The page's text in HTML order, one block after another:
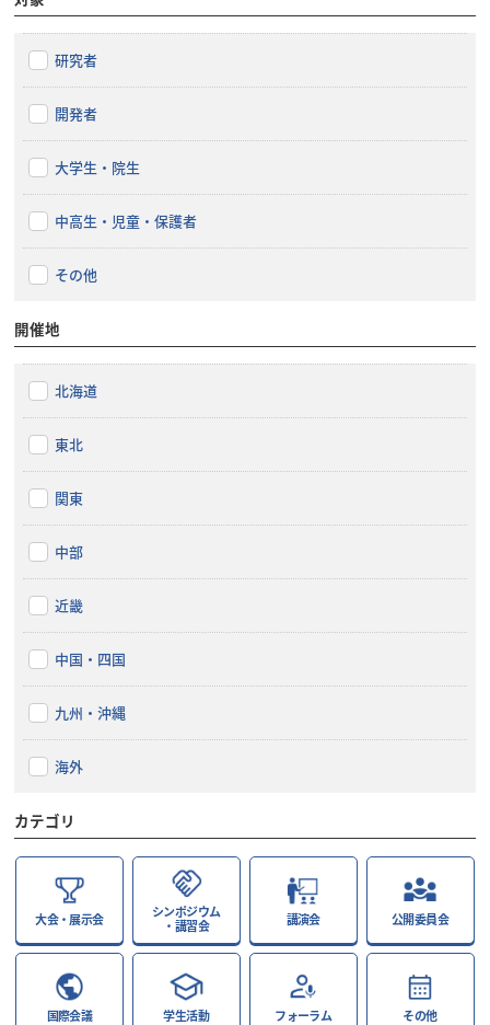
研究者
開発者
大学生・院生
中高生・児童・保護者
その他
開催地
北海道
東北
関東
中部
近畿
中国・四国
九州・沖縄
海外
カテゴリ
大会・展示会
シンポジウム
・講習会
講演会 公開委員会
国際会議 学生活動 フォーラム その他